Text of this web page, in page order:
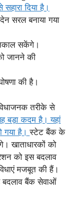
दिया है।
सरल बनाया गया
सकेंगे।
जानने की
की है।
तरीके से
बड़ा कदम है। यहां
गया है।स्टेट बैंक के
खाताधारकों को
को इस बदलाव
मजबूत की हैं।
बदलाव बैंक सेवाओं